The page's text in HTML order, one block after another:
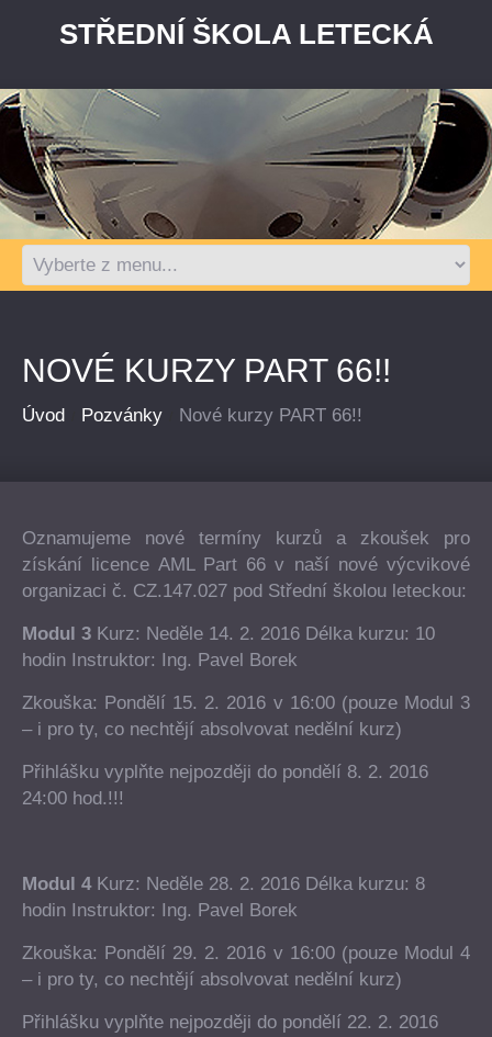
STŘEDNÍ ŠKOLA LETECKÁ
NOVÉ KURZY PART 66!!
Úvod Pozvánky Nové kurzy PART 66!!
Oznamujeme nové termíny kurzů a zkoušek pro
získání licence AML Part 66 v naší nové výcvikové
organizaci č. CZ.147.027 pod Střední školou leteckou:
Modul 3 Kurz: Neděle 14. 2. 2016 Délka kurzu: 10
hodin Instruktor: Ing. Pavel Borek
Zkouška: Pondělí 15. 2. 2016 v 16:00 (pouze Modul 3
– i pro ty, co nechtějí absolvovat nedělní kurz)
Přihlášku vyplňte nejpozději do pondělí 8. 2. 2016
24:00 hod.!!!
Modul 4Kurz: Neděle 28. 2. 2016 Délka kurzu: 8
hodin Instruktor: Ing. Pavel Borek
Zkouška: Pondělí 29. 2. 2016 v 16:00 (pouze Modul 4
– i pro ty, co nechtějí absolvovat nedělní kurz)
Přihlášku vyplňte nejpozději do pondělí 22. 2. 2016